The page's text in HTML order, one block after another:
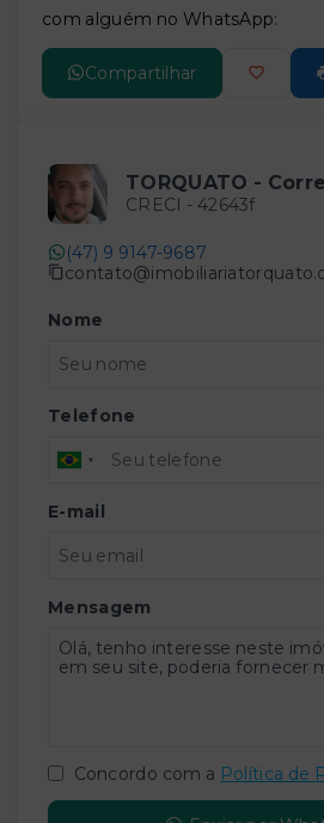
com alguém no WhatsApp:
Compartilhar
TORQUATO -
CRECI - 42643f
(47) 9 9147-9687
Nome
Telefone
E-mail
Mensagem
Concordo com a Política de